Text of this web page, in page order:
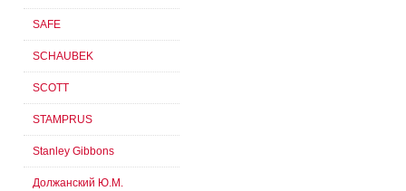
SAFE
SCHAUBEK
SCOTT
STAMPRUS
Stanley Gibbons
Должанский Ю.М.